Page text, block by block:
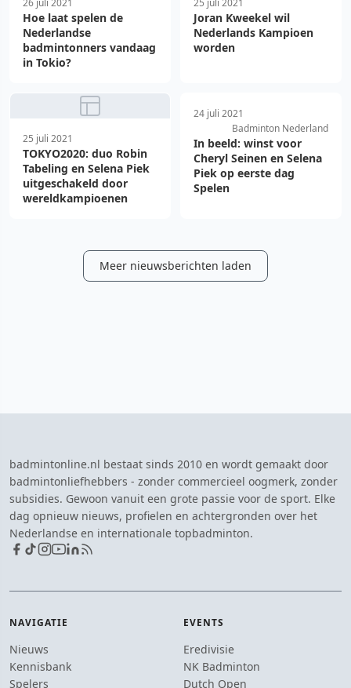
26 juli 2021
Hoe laat spelen de
Nederlandse
badmintonners vandaag
in Tokio?
25 juli 2021
Joran Kweekel wil
Nederlands Kampioen
worden
25 juli 2021
TOKYO2020: duo Robin
Tabeling en Selena Piek
uitgeschakeld door
wereldkampioenen
24 juli 2021
Badminton Nederland
In beeld: winst voor
Cheryl Seinen en Selena
Piek op eerste dag
Spelen
Meer nieuwsberichten laden
badmintonline.nl bestaat sinds 2010 en wordt gemaakt door
badmintonliefhebbers - zonder commercieel oogmerk, zonder
subsidies. Gewoon vanuit een grote passie voor de sport. Elke
dag opnieuw nieuws, profielen en achtergronden over het
Nederlandse en internationale topbadminton.
NAVIGATIE
Nieuws
Kennisbank
Spelers
EVENTS
Eredivisie
NK Badminton
Dutch Open